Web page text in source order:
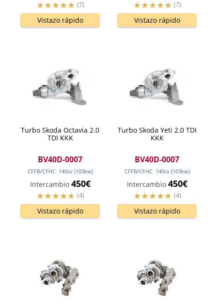
(7)
Vistazo rápido
(7)
Vistazo rápido
Turbo Skoda Octavia 2.0
TDI KKK
BV40D-0007
CFFB/CFHC 140cv (103kw)
Intercambio 450€
(4)
Vistazo rápido
Turbo Skoda Yeti 2.0 TDI
KKK
BV40D-0007
CFFB/CFHC 140cv (103kw)
Intercambio 450€
(4)
Vistazo rápido